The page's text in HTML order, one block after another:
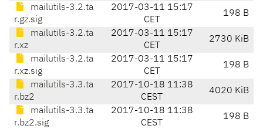
mailutils-3.2.ta
r.gz.sig
2017-03-11 15:17
CET
198 B
mailutils-3.2.ta
r.xz
2017-03-11 15:17
CET
2730 KiB
mailutils-3.2.ta
r.xz.sig
2017-03-11 15:17
CET
198 B
mailutils-3.3.ta
r.bz2
2017-10-18 11:38
CEST
4020 KiB
mailutils-3.3.ta
r.bz2.sig
2017-10-18 11:38
CEST
198 B